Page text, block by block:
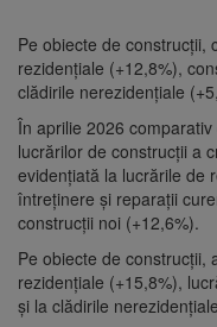
Pe obiecte de construcții,
rezidențiale (+12,8%),
clădirile nerezidențiale
În aprilie 2026
lucrărilor de construcții a
evidențiată la lucrările de
întreținere și reparații
construcții noi (+12,6%).
Pe obiecte de construcții,
rezidențiale (+15,8%),
și la clădirile